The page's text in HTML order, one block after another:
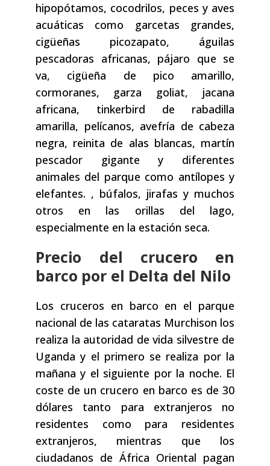
hipopótamos, cocodrilos, peces y aves
acuáticas como garcetas grandes,
cigüeñas picozapato, águilas
pescadoras africanas, pájaro que se
va, cigüeña de pico amarillo,
cormoranes, garza goliat, jacana
africana, tinkerbird de rabadilla
amarilla, pelícanos, avefría de cabeza
negra, reinita de alas blancas, martín
pescador gigante y diferentes
animales del parque como antílopes y
elefantes. , búfalos, jirafas y muchos
otros en las orillas del lago,
especialmente en la estación seca.
Precio del crucero en
barco por el Delta del Nilo
Los cruceros en barco en el parque
nacional de las cataratas Murchison los
realiza la autoridad de vida silvestre de
Uganda y el primero se realiza por la
mañana y el siguiente por la noche. El
coste de un crucero en barco es de 30
dólares tanto para extranjeros no
residentes como para residentes
extranjeros, mientras que los
ciudadanos de África Oriental pagan